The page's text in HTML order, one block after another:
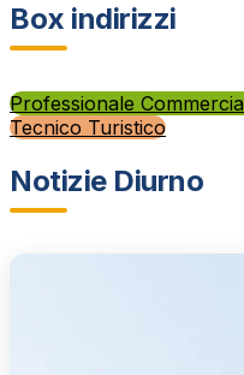
Box indirizzi
Professionale
Tecnico Turistico
Notizie Diurno